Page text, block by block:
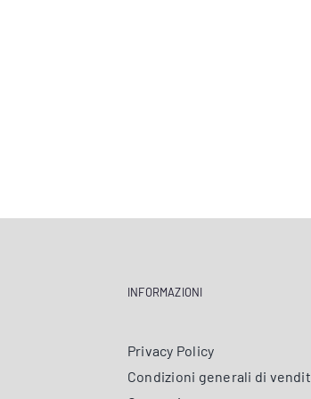
INFORMAZIONI
Privacy Policy
Condizioni generali di